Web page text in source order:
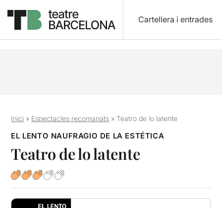
Cartellera i entrades
Inici » Espectacles recomanats »Teatro de lo latente
EL LENTO NAUFRAGIO DE LA ESTÉTICA
Teatro de lo latente